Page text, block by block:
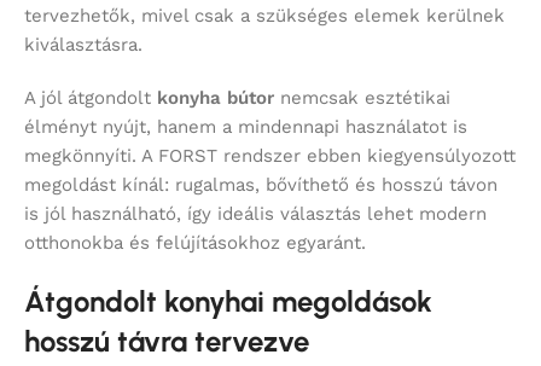
tervezhetők, mivel csak a szükséges elemek kerülnek
kiválasztásra.
A jól átgondolt konyha bútor nemcsak esztétikai
élményt nyújt, hanem a mindennapi használatot is
megkönnyíti. A FORST rendszer ebben kiegyensúlyozott
megoldást kínál: rugalmas, bővíthető és hosszú távon
is jól használható, így ideális választás lehet modern
otthonokba és felújításokhoz egyaránt.
Átgondolt konyhai megoldások
hosszú távra tervezve